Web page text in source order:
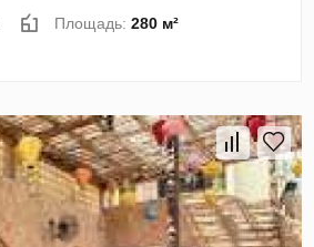
Площадь:280 м²